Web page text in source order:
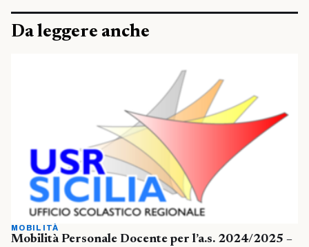
Da leggere anche
MOBILITÀ
Mobilità Personale Docente per l’a.s. 2024/2025 –